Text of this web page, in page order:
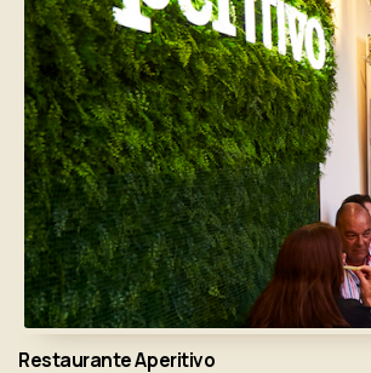
Restaurante Aperitivo